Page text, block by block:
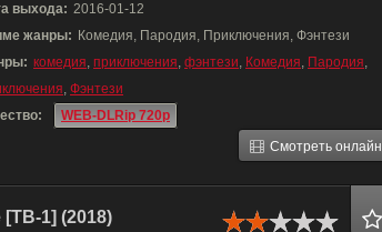
выхода: 2016-01-12
жанры: Комедия, Пародия, Приключения, Фэнтези
комедия, приключения, фэнтези, Комедия, Пародия,
, Фэнтези
WEB-DLRip 720p
Смотреть онлайн
1] (2018)